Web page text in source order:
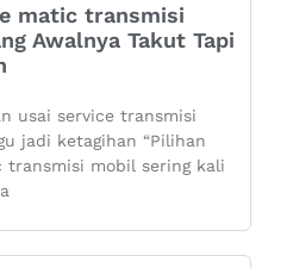
matic transmisi
Awalnya Takut Tapi
usai service transmisi
jadi ketagihan “Pilihan
mobil sering kali